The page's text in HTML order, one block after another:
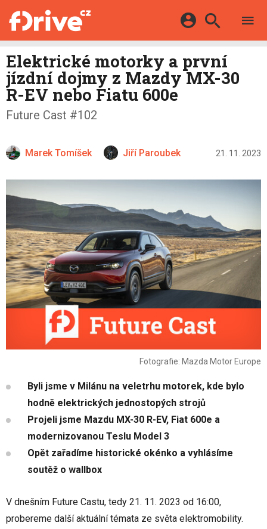
KATALOG
MAPA STANIC
HYBRIDY
E-MOTORSPORT
OSTATNÍ
SERIÁLY
Facebook Google
Twitter
Elektrické motorky a první
jízdní dojmy z Mazdy MX-30
R-EV nebo Fiatu 600e
Future Cast #102
Marek Tomíšek Jiří Paroubek 21. 11. 2023
Fotografie: Mazda Motor Europe
Byli jsme v Milánu na veletrhu motorek, kde bylo
hodně elektrických jednostopých strojů
Projeli jsme Mazdu MX-30 R-EV, Fiat 600e a
modernizovanou Teslu Model 3
Opět zařadíme historické okénko a vyhlásíme
soutěž o wallbox
V dnešním Future Castu, tedy 21. 11. 2023 od 16:00,
probereme další aktuální témata ze světa elektromobility.